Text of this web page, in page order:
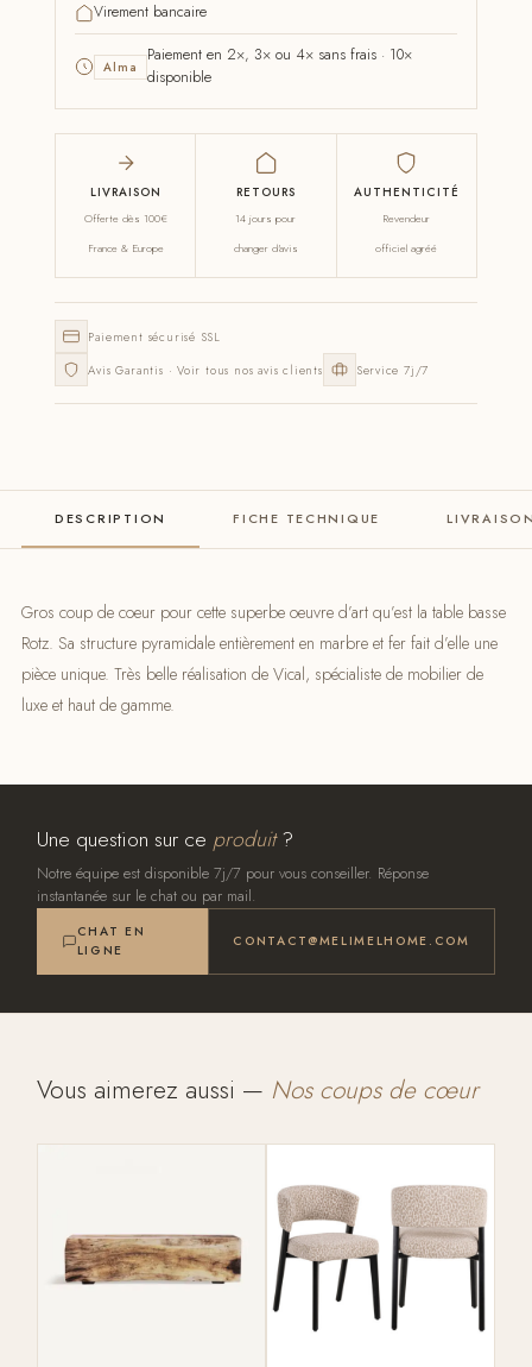
Virement bancaire
Alma
Paiement en 2×, 3× ou 4× sans frais · 10×
disponible
LIVRAISON
Offerte dès 100€
France & Europe
RETOURS
14 jours pour
changer d'avis
AUTHENTICITÉ
Revendeur
officiel agréé
Paiement sécurisé SSL
Avis Garantis · Voir tous nos avis clients
Service 7j/7
DESCRIPTION FICHE TECHNIQUE
Gros coup de coeur pour cette superbe oeuvre d’art qu’est la table basse
Rotz. Sa structure pyramidale entièrement en marbre et fer fait d’elle une
pièce unique. Très belle réalisation de Vical, spécialiste de mobilier de
luxe et haut de gamme.
Une question sur ce produit?
Notre équipe est disponible 7j/7 pour vous conseiller. Réponse
instantanée sur le chat ou par mail.
CHAT EN
LIGNE
CONTACT@MELIMELHOME.COM
Vous aimerez aussi — Nos coups de cœur